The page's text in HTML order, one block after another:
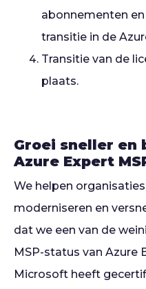
abonnementen
transitie in de
Transitie van de
plaats.
Groei sneller en
Azure Expert
We helpen
moderniseren en
dat we een van de
MSP-status van Azure
Microsoft heeft